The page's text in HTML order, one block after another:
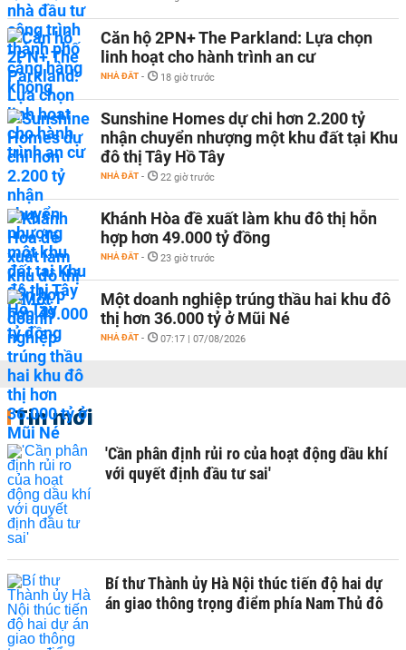
Căn hộ 2PN+ The Parkland: Lựa chọn
linh hoạt cho hành trình an cư
NHÀ ĐẤT - 18 giờ trước
Sunshine Homes dự chi hơn 2.200 tỷ
nhận chuyển nhượng một khu đất tại Khu
đô thị Tây Hồ Tây
NHÀ ĐẤT - 22 giờ trước
Khánh Hòa đề xuất làm khu đô thị hỗn
hợp hơn 49.000 tỷ đồng
NHÀ ĐẤT - 23 giờ trước
Một doanh nghiệp trúng thầu hai khu đô
thị hơn 36.000 tỷ ở Mũi Né
NHÀ ĐẤT - 07:17 | 07/08/2026
Tin mới
'Cần phân định rủi ro của hoạt động dầu khí
với quyết định đầu tư sai'
Bí thư Thành ủy Hà Nội thúc tiến độ hai dự
án giao thông trọng điểm phía Nam Thủ đô